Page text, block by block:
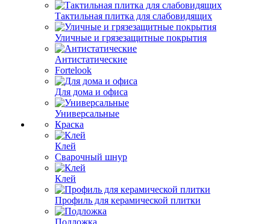
Тактильная плитка для слабовидящих
Уличные и грязезащитные покрытия
Антистатические
Fortelook
Для дома и офиса
Универсальные
Краска
Клей
Сварочный шнур
Клей
Профиль для керамической плитки
Подложка